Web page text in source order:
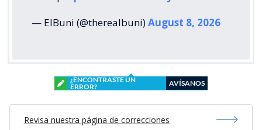
— ElBuni (@therealbuni)August 8, 2026
¿ENCONTRASTE UN
ERROR?
AVÍSANOS
Revisa nuestra página de correcciones